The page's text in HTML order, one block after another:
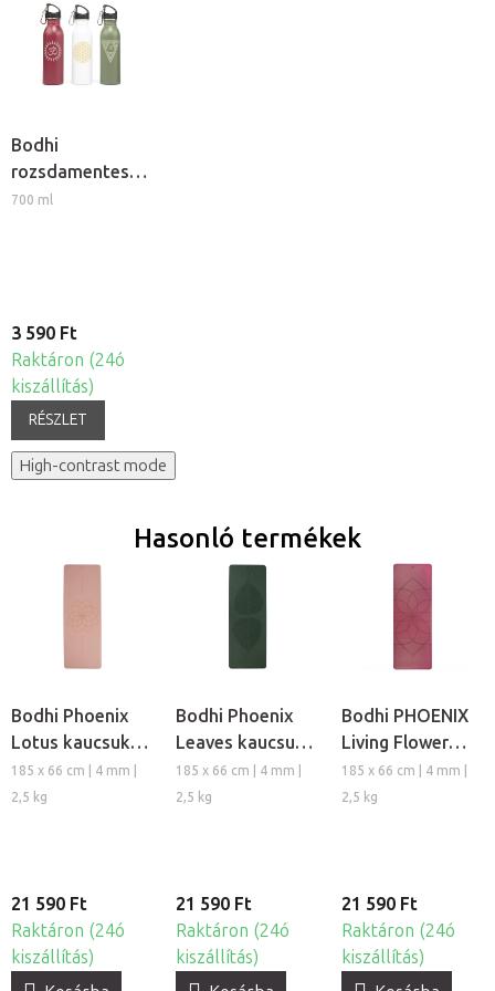
Bodhi
rozsdamentes
acélpalack
700 ml
3 590 Ft
Raktáron (24ó
kiszállítás)
RÉSZLET
High-contrast mode
Hasonló termékek
Bodhi Phoenix
Lotus kaucsuk
csúszásmentes
jóga matrac
185 x 66 cm | 4 mm |
2,5 kg
21 590 Ft
Raktáron (24ó
kiszállítás)
Bodhi Phoenix
Leaves kaucsuk
csúszásmentes
jóga matrac
185 x 66 cm | 4 mm |
2,5 kg
21 590 Ft
Raktáron (24ó
kiszállítás)
Bodhi PHOENIX
Living Flower
kaucsuk
csúszásmentes
185 x 66 cm | 4 mm |
2,5 kg
21 590 Ft
Raktáron (24ó
kiszállítás)